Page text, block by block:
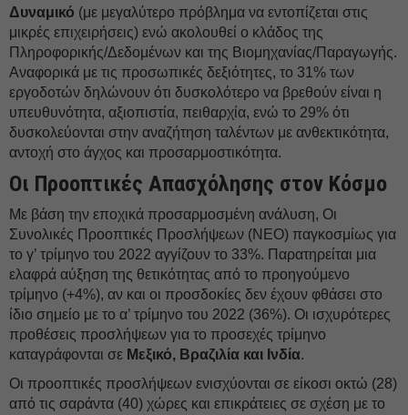
Δυναμικό (με μεγαλύτερο πρόβλημα να εντοπίζεται στις
μικρές επιχειρήσεις) ενώ ακολουθεί ο κλάδος της
Πληροφορικής/Δεδομένων και της Βιομηχανίας/Παραγωγής.
Αναφορικά με τις προσωπικές δεξιότητες, το 31% των
εργοδοτών δηλώνουν ότι δυσκολότερο να βρεθούν είναι η
υπευθυνότητα, αξιοπιστία, πειθαρχία, ενώ το 29% ότι
δυσκολεύονται στην αναζήτηση ταλέντων με ανθεκτικότητα,
αντοχή στο άγχος και προσαρμοστικότητα.
Οι Προοπτικές Απασχόλησης στον Κόσμο
Με βάση την εποχικά προσαρμοσμένη ανάλυση, Οι
Συνολικές Προοπτικές Προσλήψεων (NEO) παγκοσμίως για
το γ’ τρίμηνο του 2022 αγγίζουν το 33%. Παρατηρείται μια
ελαφρά αύξηση της θετικότητας από το προηγούμενο
τρίμηνο (+4%), αν και οι προσδοκίες δεν έχουν φθάσει στο
ίδιο σημείο με το α’ τρίμηνο του 2022 (36%). Οι ισχυρότερες
προθέσεις προσλήψεων για το προσεχές τρίμηνο
καταγράφονται σε Μεξικό, Βραζιλία και Ινδία.
Οι προοπτικές προσλήψεων ενισχύονται σε είκοσι οκτώ (28)
από τις σαράντα (40) χώρες και επικράτειες σε σχέση με το